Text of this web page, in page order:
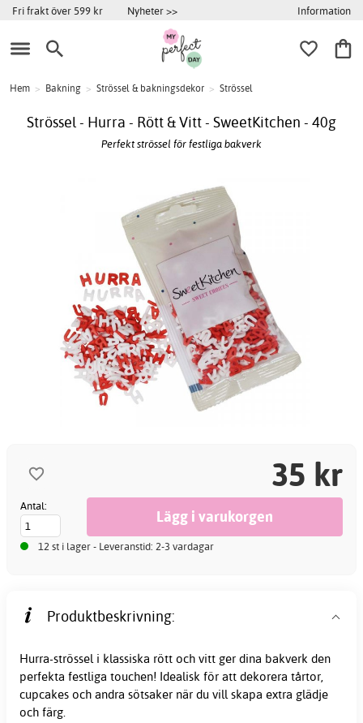
Fri frakt över 599 kr Nyheter >> Information
Hem > Bakning > Strössel & bakningsdekor > Strössel
Strössel - Hurra - Rött & Vitt - SweetKitchen - 40g
Perfekt strössel för festliga bakverk
35 kr
Antal:
12 st i lager - Leveranstid: 2-3 vardagar
Produktbeskrivning:
Hurra-strössel i klassiska rött och vitt ger dina bakverk den
perfekta festliga touchen! Idealisk för att dekorera tårtor,
cupcakes och andra sötsaker när du vill skapa extra glädje
och färg.